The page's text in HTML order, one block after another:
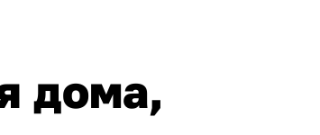
дома,